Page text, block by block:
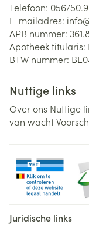
Telefoon: 056/
E-mailadres:
APB nummer:
Apotheek titularis:
BTW nummer:
Nuttige links
Over ons Nuttige
van wacht
Juridische links